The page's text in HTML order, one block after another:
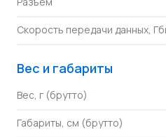
Скорость передачи данных,
Вес и габариты
Вес, г (брутто)
Габариты, см (брутто)